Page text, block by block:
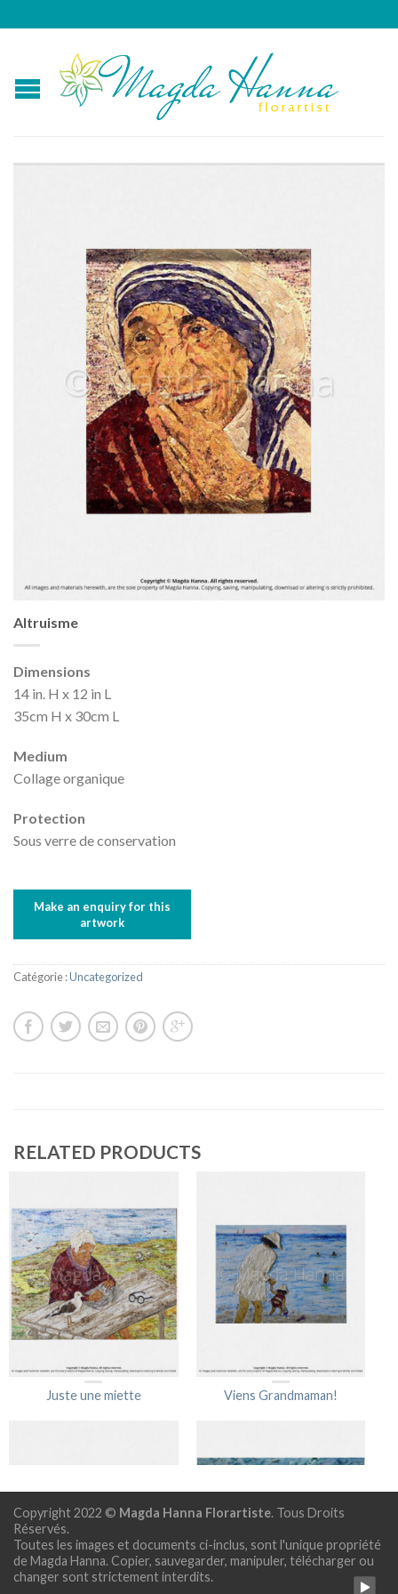
Altruisme
Dimensions
14 in. H x 12 in L
35cm H x 30cm L
Medium
Collage organique
Protection
Sous verre de conservation
Catégorie :Uncategorized
RELATED PRODUCTS
Juste une miette Viens Grandmaman!
Copyright 2022 © Magda Hanna Florartiste. Tous Droits
Réservés.
Toutes les images et documents ci-inclus, sont l'unique propriété
de Magda Hanna. Copier, sauvegarder, manipuler, télécharger ou
changer sont strictement interdits.